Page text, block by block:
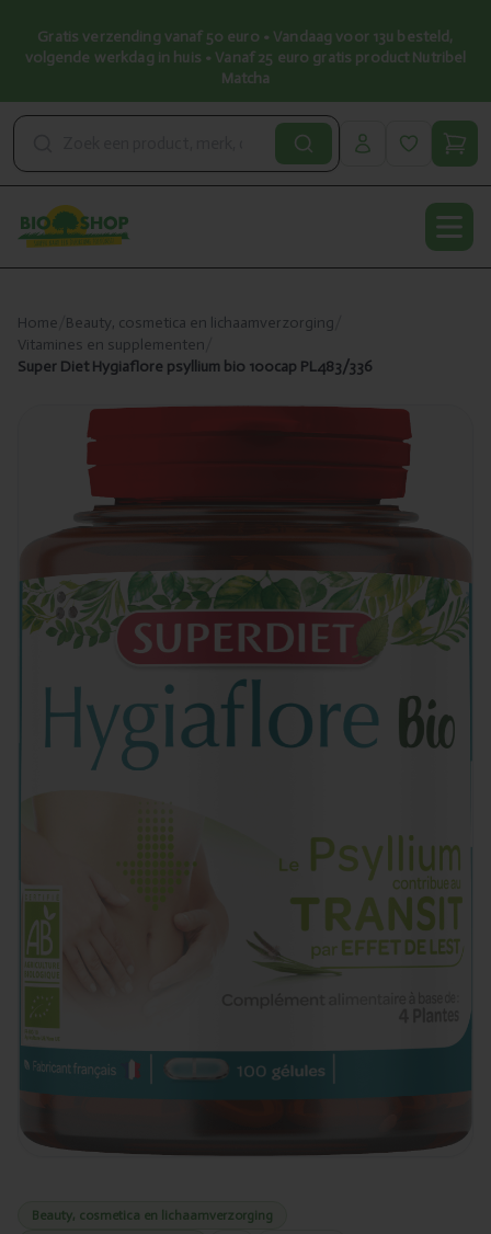
Gratis verzending vanaf 50 euro • Vandaag voor 13u besteld,
volgende werkdag in huis • Vanaf 25 euro gratis product Nutribel
Matcha
Home Beauty, cosmetica en lichaamverzorging
Vitamines en supplementen
Super Diet Hygiaflore psyllium bio 100cap PL483/336
Beauty, cosmetica en lichaamverzorging